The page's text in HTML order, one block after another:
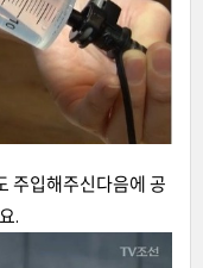
주입해주신다음에 공
.